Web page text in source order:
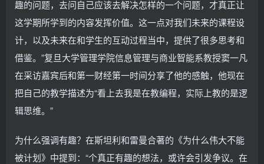
趣的问题，去问自己应该去解决怎样的一个问题，才真正让
这学期所学到的内容发挥价值。这一点对我们未来的课程设
计，以及未来在和学生的互动过程当中，提供了很多思考和
借鉴。”复旦大学管理学院信息管理与商业智能系教授窦一凡
在采访嘉宾后和第一财经第一时间分享了他的感触，他现在
把自己的教学描述为“看上去我是在教编程，实际上教的是逻
辑思维。”
为什么强调有趣？在斯坦利和雷曼合著的《为什么伟大不能
被计划》中提到：“个真正有趣的想法，或许会引发争议。在